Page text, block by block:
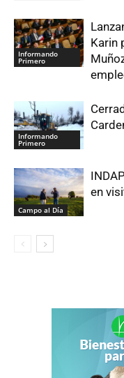
Informando
Primero
Karin
Informando
Primero
Campo al Día
en